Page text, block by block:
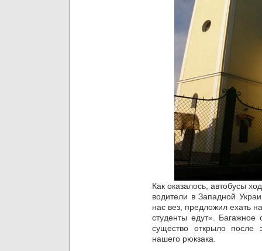
Как оказалось, автобусы
водители в Западной
нас вез, предложил ехать
студенты едут».
существо открыло после
нашего рюкзака.